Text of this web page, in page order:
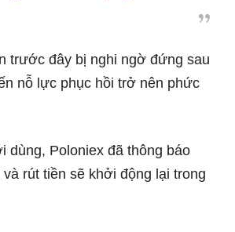
trước đây bị nghi ngờ đứng sau
nỗ lực phục hồi trở nên phức
dùng, Poloniex đã thông báo
rút tiền sẽ khởi động lại trong